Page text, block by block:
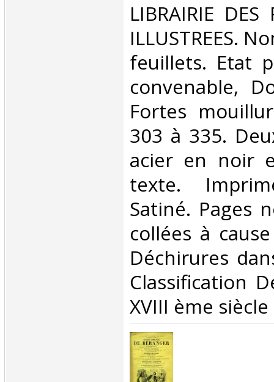
‎LIBRAIRIE DES
ILLUSTREES.
feuillets. Etat
convenable,
Fortes
303 à 335.
acier en noir
texte.
Satiné. Pages
collées à
Déchirures
Classification
XVIII ème siècle‎